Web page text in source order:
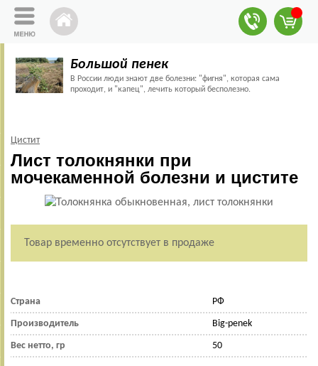
Большой пенек
В России люди знают две болезни: "фигня", которая сама
проходит, и "капец", лечить который бесполезно.
Цистит
Лист толокнянки при
мочекаменной болезни и цистите
Товар временно отсутствует в продаже
Страна РФ
Производитель Big-penek
Вес нетто, гр 50